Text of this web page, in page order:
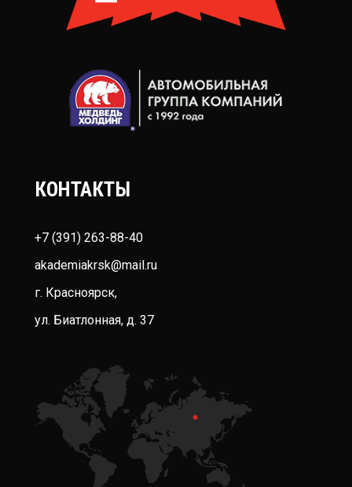
КОНТАКТЫ
+7 (391) 263-88-40
akademiakrsk@mail.ru
г. Красноярск,
ул. Биатлонная, д. 37